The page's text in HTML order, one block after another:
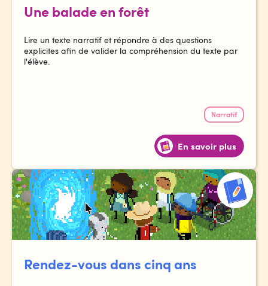
Une balade en forêt
Lire un texte narratif et répondre à des questions
explicites afin de valider la compréhension du texte par
l'élève.
Narratif
En savoir plus
Rendez-vous dans cinq ans